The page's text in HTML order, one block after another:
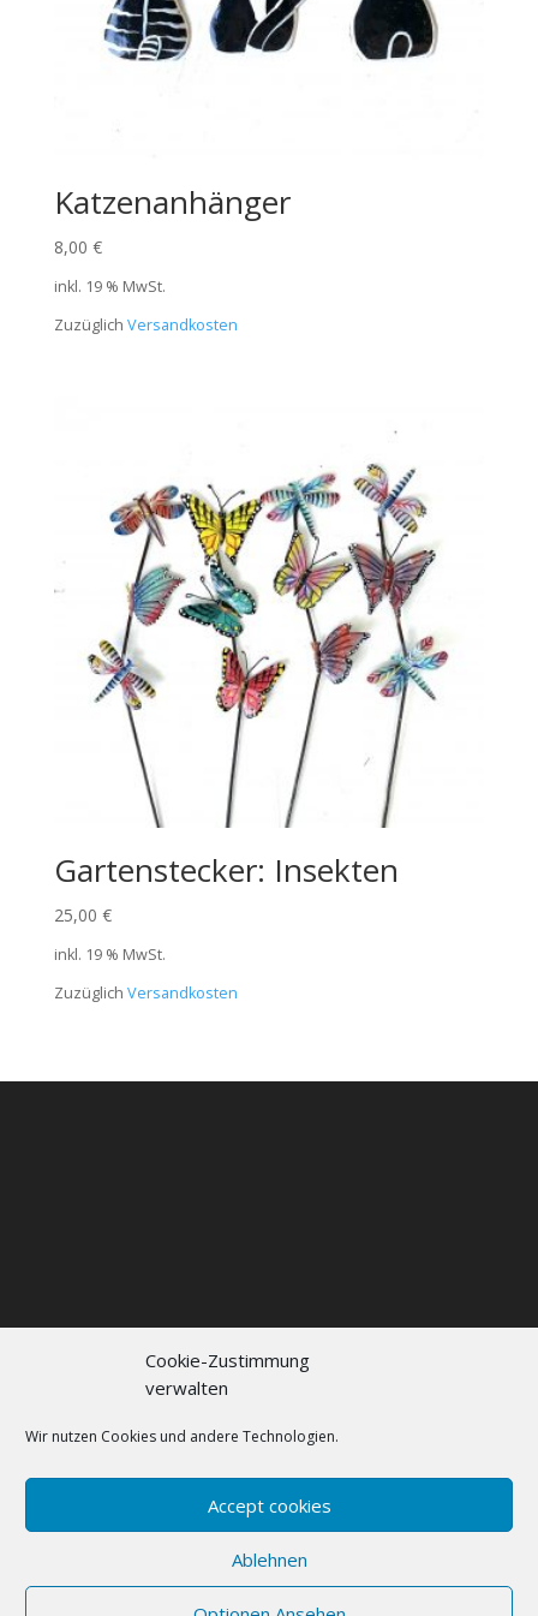
Cookie-Zustimmung
verwalten
Wir nutzen Cookies und andere Technologien.
Accept cookies
Ablehnen
Katzenanhänger
8,00 €
inkl. 19 % MwSt.
Zuzüglich Versandkosten
Gartenstecker: Insekten
25,00 €
inkl. 19 % MwSt.
Zuzüglich Versandkosten
Kontakt
Datenschutzerklärung
Cookie policy (EU)
Elegant Themes
WordPress